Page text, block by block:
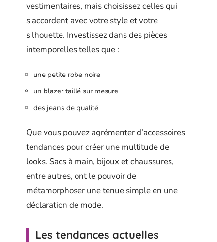
vestimentaires, mais choisissez celles qui
s’accordent avec votre style et votre
silhouette. Investissez dans des pièces
intemporelles telles que :
une petite robe noire
un blazer taillé sur mesure
des jeans de qualité
Que vous pouvez agrémenter d’accessoires
tendances pour créer une multitude de
looks. Sacs à main, bijoux et chaussures,
entre autres, ont le pouvoir de
métamorphoser une tenue simple en une
déclaration de mode.
Les tendances actuelles